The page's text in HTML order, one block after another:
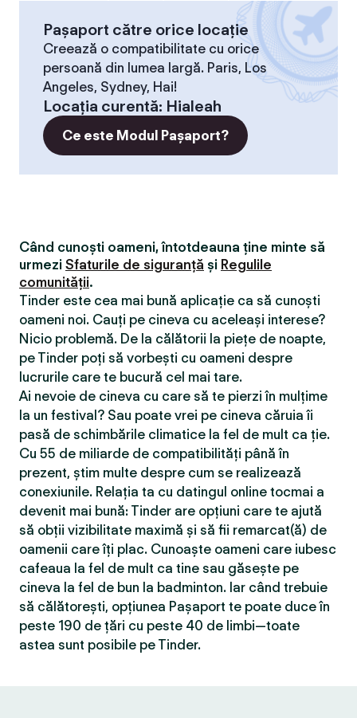
Pașaport către orice locație
Creează o compatibilitate cu orice
persoană din lumea largă. Paris, Los
Angeles, Sydney, Hai!
Locaţia curentă: Hialeah
Ce este Modul Pașaport?
Când cunoști oameni, întotdeauna ține minte să
urmezi Sfaturile de siguranță și Regulile
comunității.
Tinder este cea mai bună aplicație ca să cunoști
oameni noi. Cauți pe cineva cu aceleași interese?
Nicio problemă. De la călătorii la piețe de noapte,
pe Tinder poți să vorbești cu oameni despre
lucrurile care te bucură cel mai tare.
Ai nevoie de cineva cu care să te pierzi în mulțime
la un festival? Sau poate vrei pe cineva căruia îi
pasă de schimbările climatice la fel de mult ca ție.
Cu 55 de miliarde de compatibilităţi până în
prezent, știm multe despre cum se realizează
conexiunile. Relația ta cu datingul online tocmai a
devenit mai bună: Tinder are opțiuni care te ajută
să obții vizibilitate maximă și să fii remarcat(ă) de
oamenii care îți plac. Cunoaște oameni care iubesc
cafeaua la fel de mult ca tine sau găsește pe
cineva la fel de bun la badminton. Iar când trebuie
să călătorești, opțiunea Pașaport te poate duce în
peste 190 de țări cu peste 40 de limbi—toate
astea sunt posibile pe Tinder.